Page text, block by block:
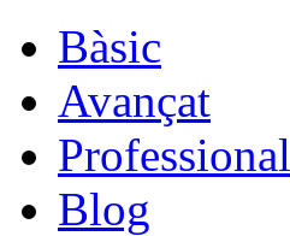
Bàsic
Avançat
Professional
Blog